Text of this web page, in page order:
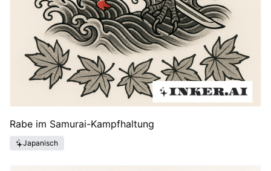
Wesen der Rabenbedeutung und ihrer faszinierenden
Symbolik zusammenfassen.
Rabe im Samurai-Kampfhaltung
Japanisch